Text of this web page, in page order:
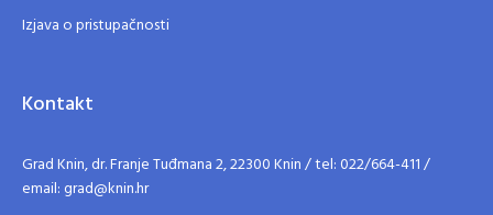
Izjava o pristupačnosti
Kontakt
Grad Knin, dr. Franje Tuđmana 2, 22300 Knin / tel: 022/664-411 /
email: grad@knin.hr